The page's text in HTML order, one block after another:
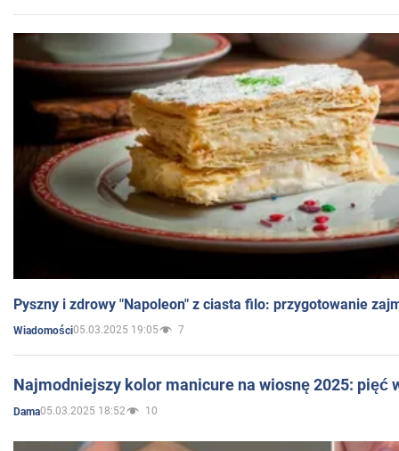
Pyszny i zdrowy "Napoleon" z ciasta filo: przygotowanie
Wiadomości05.03.2025 19:05 7
Najmodniejszy kolor manicure na wiosnę 2025: pięć
Dama05.03.2025 18:52 10